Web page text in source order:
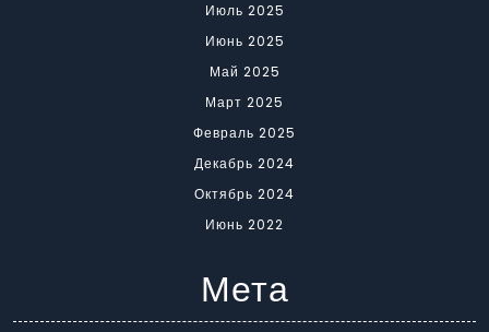
Июль 2025
Июнь 2025
Май 2025
Март 2025
Февраль 2025
Декабрь 2024
Октябрь 2024
Июнь 2022
Мета